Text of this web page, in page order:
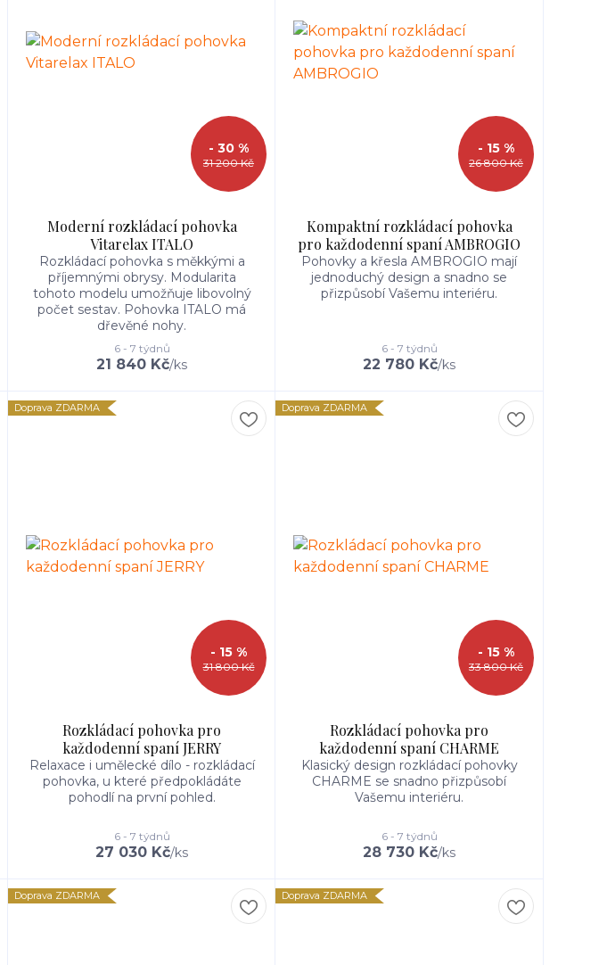
31 200 Kč
- 30 %
Moderní rozkládací pohovka
Vitarelax ITALO
Rozkládací pohovka s měkkými a
příjemnými obrysy. Modularita
tohoto modelu umožňuje libovolný
počet sestav. Pohovka ITALO má
dřevěné nohy.
21 840 Kč/ks
6 - 7 týdnů
26 800 Kč
- 15 %
Kompaktní rozkládací pohovka
pro každodenní spaní AMBROGIO
Pohovky a křesla AMBROGIO mají
jednoduchý design a snadno se
přizpůsobí Vašemu interiéru.
22 780 Kč/ks
6 - 7 týdnů
Doprava ZDARMA
31 800 Kč
- 15 %
Rozkládací pohovka pro
každodenní spaní JERRY
Relaxace i umělecké dílo - rozkládací
pohovka, u které předpokládáte
pohodlí na první pohled.
27 030 Kč/ks
6 - 7 týdnů
Doprava ZDARMA
33 800 Kč
- 15 %
Rozkládací pohovka pro
každodenní spaní CHARME
Klasický design rozkládací pohovky
CHARME se snadno přizpůsobí
Vašemu interiéru.
28 730 Kč/ks
6 - 7 týdnů
Doprava ZDARMA Doprava ZDARMA